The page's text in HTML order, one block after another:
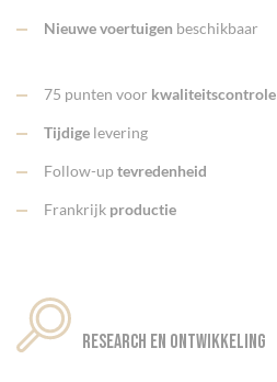
Nieuwe voertuigen beschikbaar
75 punten voor kwaliteitscontrole
Tijdige levering
Follow-uptevredenheid
Frankrijk productie
Research en ontwikkeling